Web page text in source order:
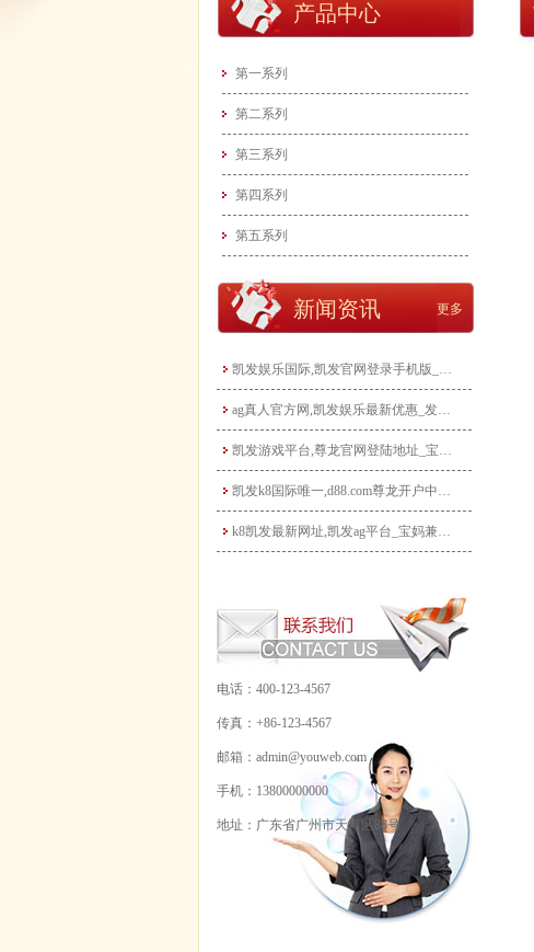
产品中心
第一系列
第二系列
第三系列
第四系列
第五系列
新闻资讯 更多
凯发娱乐国际,凯发官网登录手机版_宝妈做自媒体月入过万？从0到1打造个人IP全攻
ag真人官方网,凯发娱乐最新优惠_发挥宝妈优势：教育类兼职大盘点，既能带娃又能赚
凯发游戏平台,尊龙官网登陆地址_宝妈玩转电商带货：无货源模式轻松起步，新手也能快
凯发k8国际唯一,d88.com尊龙开户中心_宝妈手工兼职：把爱好变成收入，这些
k8凯发最新网址,凯发ag平台_宝妈兼职新选择：线上客服工作指南，时间灵活月入3
电话：400-123-4567
传真：+86-123-4567
邮箱：admin@youweb.com
手机：13800000000
地址：广东省广州市天河区88号